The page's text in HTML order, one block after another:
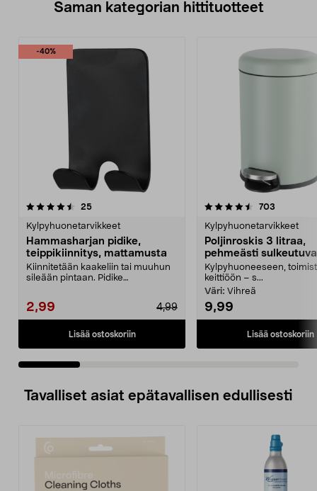
Saman kategorian hittituotteet
-40%
25arvostelut
Kylpyhuonetarvikkeet
Hammasharjan pidike,
teippikiinnitys, mattamusta
Kiinnitetään kaakeliin tai muuhun
sileään pintaan. Pidike
2,99 4,99
Lisää ostoskoriin
4.5 viidestä
703
Kylpyhuonetarvikkeet
Poljinroskis 3 litraa,
pehmeästi
Kylpyhuoneeseen,
keittiöön – s...
Väri: Vihreä
9,99
Lisää ostoskoriin
4.5 viidestä
Tavalliset asiat epätavallisen edullisesti